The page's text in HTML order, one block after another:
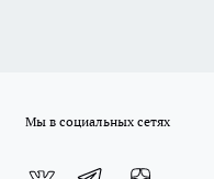
Мы в социальных сетях